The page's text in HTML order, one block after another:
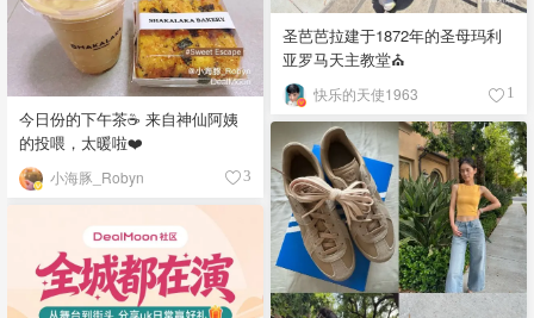
圣芭芭拉建于1872年的圣母玛利
亚罗马天主教堂⛪️
快乐的天使1963 1
今日份的下午茶☕️ 来自神仙阿姨
的投喂，太暖啦❤️
小海豚_Robyn 3